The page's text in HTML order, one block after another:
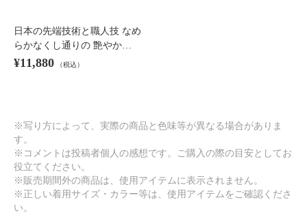
日本の先端技術と職人技 なめ
らかなくし通りの 艶やか…
¥11,880 （税込）
※写り方によって、実際の商品と色味等が異なる場合がありま
す。
※コメントは投稿者個人の感想です。ご購入の際の目安としてお
役立てください。
※販売期間外の商品は、使用アイテムに表示されません。
※正しい着用サイズ・カラー等は、使用アイテムをご確認くださ
い。